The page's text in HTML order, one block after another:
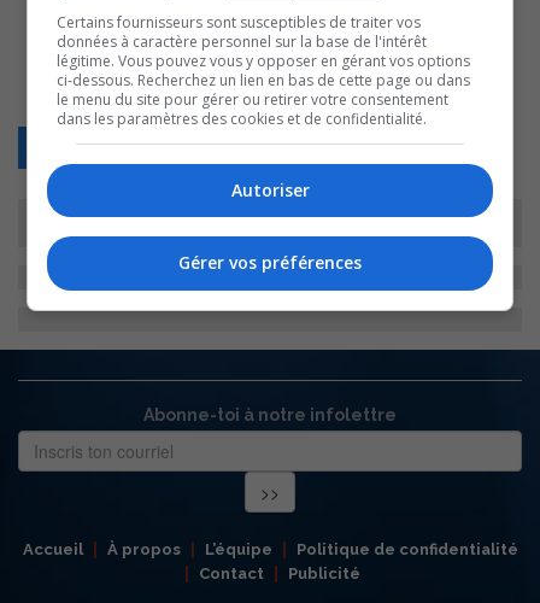
Retour
Abonne-toi à notre infolettre
Accueil À propos L’équipe
Politique de confidentialité
Contact
Publicité
Certains fournisseurs sont susceptibles de traiter vos
données à caractère personnel sur la base de l'intérêt
légitime. Vous pouvez vous y opposer en gérant vos options
ci-dessous. Recherchez un lien en bas de cette page ou dans
le menu du site pour gérer ou retirer votre consentement
dans les paramètres des cookies et de confidentialité.
Autoriser
Gérer vos préférences